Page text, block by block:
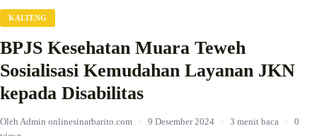
KALTENG
BPJS Kesehatan Muara Teweh
Sosialisasi Kemudahan Layanan JKN
kepada Disabilitas
Oleh Admin onlinesinarbarito.com · 9 Desember 2024 · 3 menit baca ·
0